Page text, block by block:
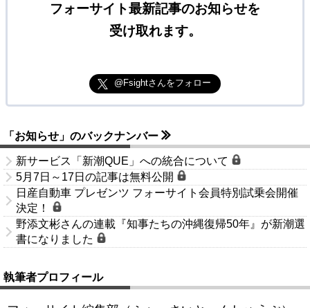
フォーサイト最新記事のお知らせを
受け取れます。
@Fsightさんをフォロー
「お知らせ」のバックナンバー
新サービス「新潮QUE」への統合について
5月7日～17日の記事は無料公開
日産自動車 プレゼンツ フォーサイト会員特別試乗会開催
決定！
野添文彬さんの連載『知事たちの沖縄復帰50年』が新潮選
書になりました
執筆者プロフィール